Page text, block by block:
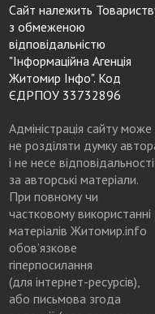
Сайт належить
з обмеженою
відповідальністю
"Інформаційна Агенція
Житомир Інфо". Код
ЄДРПОУ 33732896
Адміністрація сайту може
не розділяти думку
і не несе відповідальності
за авторські матеріали.
При повному чи
частковому використанні
матеріалів Житомир.info
обов’язкове
гіперпосилання
(для інтернет-ресурсів),
або письмова згода